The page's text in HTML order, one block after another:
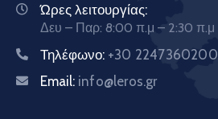
Ώρες λειτουργίας:
Δευ – Παρ: 8:00 π.μ – 2:30 π.μ
Τηλέφωνο: +30 2247360200
Email: info@leros.gr